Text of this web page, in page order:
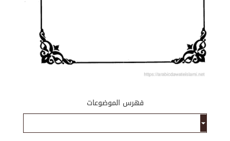
فهرس الموضوعات